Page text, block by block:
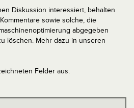
Diskussion interessiert, behalten
sowie solche, die
abgegeben
löschen. Mehr dazu in unseren
Felder aus.